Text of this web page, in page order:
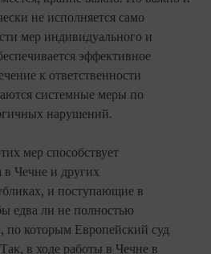
не исполняется само
мер индивидуального и
эффективное
к ответственности
системные меры по
нарушений.
мер способствует
в Чечне и других
и поступающие в
едва ли не полностью
по которым Европейский суд
в ходе работы в Чечне в